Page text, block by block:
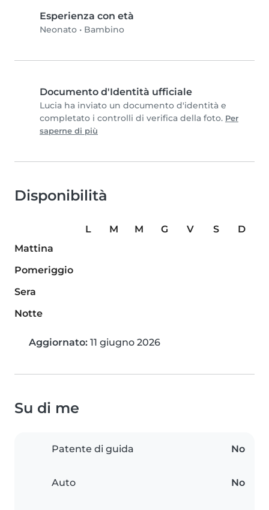
Esperienza con età
Neonato • Bambino
Documento d'Identità ufficiale
Lucia ha inviato un documento d'identità e
completato i controlli di verifica della foto. Per
saperne di più
Disponibilità
L M M G V S
D
Mattina
Pomeriggio
Sera
Notte
Aggiornato: 11 giugno 2026
Su di me
Patente di guida No
Auto No